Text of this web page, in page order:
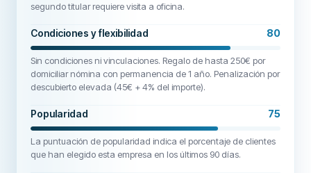
segundo titular requiere visita a oficina.
Condiciones y flexibilidad 80
Sin condiciones ni vinculaciones. Regalo de hasta 250€ por
domiciliar nómina con permanencia de 1 año. Penalización por
descubierto elevada (45€ + 4% del importe).
Popularidad 75
La puntuación de popularidad indica el porcentaje de clientes
que han elegido esta empresa en los últimos 90 días.